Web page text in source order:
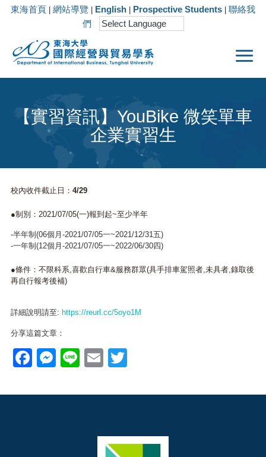
東海首頁 網站導覽 English Prospective Students
聯絡我
們
【實習資訊】YouBike 微笑單車
企業實習生
校內收件截止日：4/29
●制別：2021/07/05(一)報到起~至少半年
-半年制(06個月-2021/07/05一~2021/12/31五)
-一年制(12個月-2021/07/05一~2022/06/30四)
●條件：不限科系,喜歡自行車&服務群眾(具手排車駕照者,未具者,錄取後
再自行報考後補)
詳細說明請至: https://reurl.cc/5oyo1M
分享這篇文章：
Facebook
Messenger
LineEmail